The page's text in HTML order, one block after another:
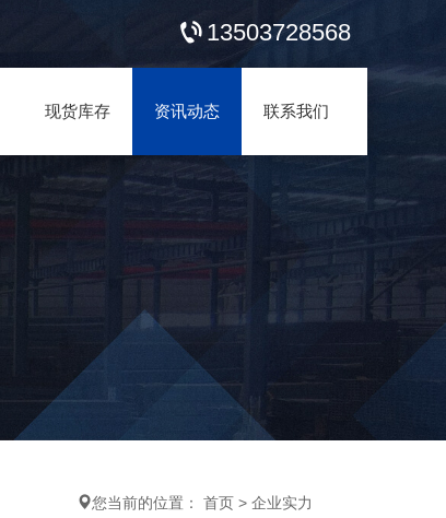
13503728568
现货库存 资讯动态 联系我们
您当前的位置： 首页 > 企业实力